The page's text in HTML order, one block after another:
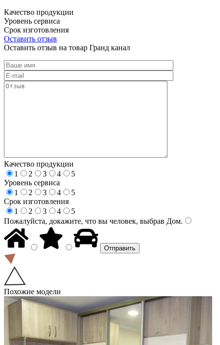
Качество продукции
Уровень сервиса
Срок изготовления
Оставить отзыв
Оставить отзыв на товар Гранд канал
Качество продукции
1
2 3 4
5
Уровень сервиса
1
2 3 4
5
Срок изготовления
1
2 3 4
5
Пожалуйста, докажите, что вы человек, выбрав Дом.
Похожие модели